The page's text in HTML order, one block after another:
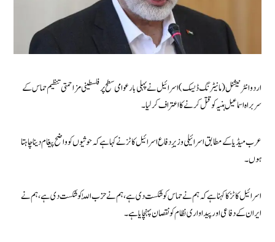
اردو انٹرنیشنل (مانیٹرنگ ڈیسک) اسرائیل نے پہلی بار عوامی سطح پر فلسطینی مزاحمتی تنظیم حماس کے
سربراہ اسماعیل ہنیہ کو قتل کرنے کا اعتراف کر لیا۔
عرب میڈیا کے مطابق اسرائیلی وزیرِ دفاع اسرائیل کاٹز نے کہا ہے کہ حوثیوں کو واضح پیغام دینا چاہتا
ہوں۔
اسرائیل کاٹز کا کہنا ہے کہ ہم نے حماس کو شکست دی ہے، ہم نے حزب اللّٰہ کو شکست دی ہے، ہم نے
ایران کے دفاعی اور پیداواری نظام کو نقصان پہنچایا ہے۔